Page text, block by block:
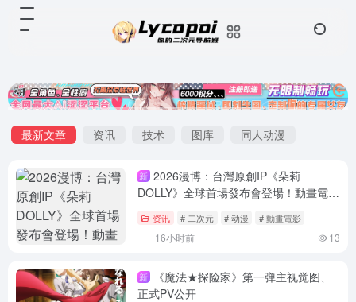
最新文章 资讯 技术 图库 同人动漫
新 2026漫博：台灣原創IP《朵莉
DOLLY》全球首場發布會登場！動畫電影
资讯 # 二次元 # 动漫 # 動畫電影
16小时前 13
新
《魔法★探险家》第一弹主视觉图、
正式PV公开